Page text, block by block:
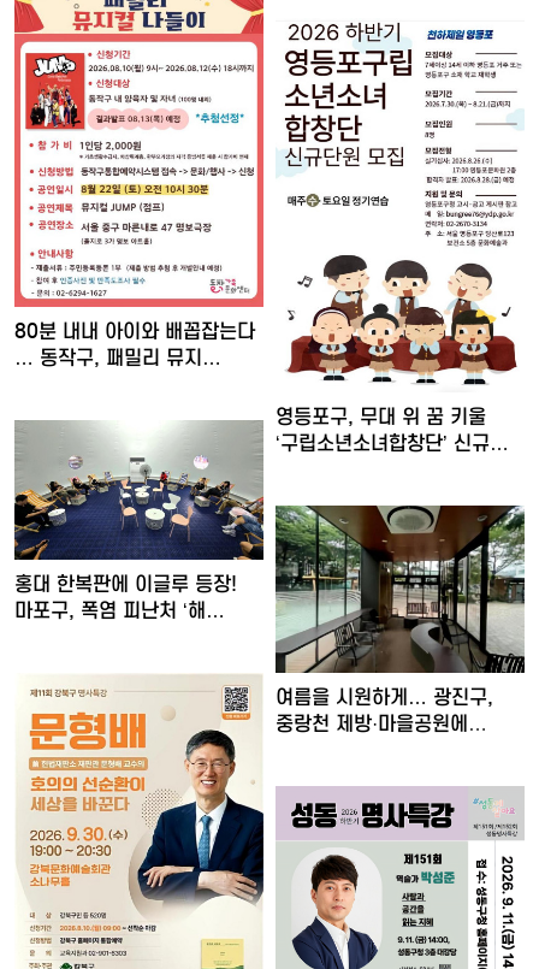
80분 내내 아이와 배꼽잡는다
… 동작구, 패밀리 뮤지…
영등포구, 무대 위 꿈 키울
‘구립소년소녀합창단’ 신규…
홍대 한복판에 이글루 등장!
마포구, 폭염 피난처 ‘해…
여름을 시원하게… 광진구,
중랑천 제방·마을공원에